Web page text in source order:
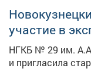
поскольку его
все, кто хотел,
учеников было 11
класса в
Фото:
участие в
НГКБ № 29 им.
и пригласила